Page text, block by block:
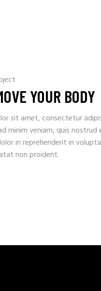
YOUR BODY
sit amet, consectetur
minim veniam, quis
in reprehenderit in
non proident.